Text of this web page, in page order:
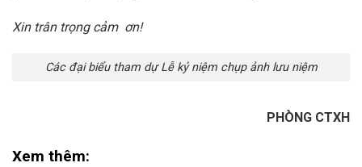
Xin trân trọng cảm ơn!
Các đại biểu tham dự Lễ kỷ niệm chụp ảnh lưu niệm
PHÒNG CTXH
Xem thêm: